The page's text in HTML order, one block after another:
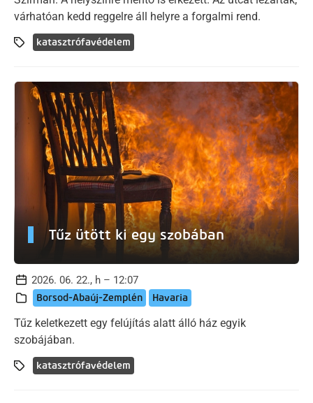
várhatóan kedd reggelre áll helyre a forgalmi rend.
katasztrófavédelem
Tűz ütött ki egy szobában
2026. 06. 22., h – 12:07
Borsod-Abaúj-Zemplén Havaria
Tűz keletkezett egy felújítás alatt álló ház egyik
szobájában.
katasztrófavédelem